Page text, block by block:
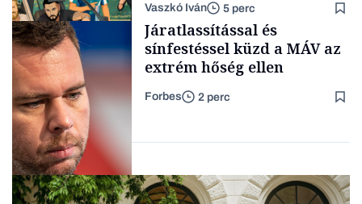
Content Lab HUB
Lista
Vaszkó Iván 5 perc
Társadalom
Járatlassítással és
sínfestéssel küzd a MÁV az
extrém hőség ellen
Forbes 2 perc